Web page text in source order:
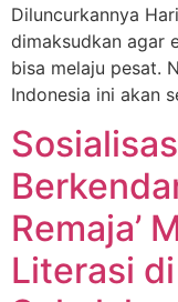
Diluncurkannya
dimaksudkan agar
bisa melaju pesat.
Indonesia ini akan
Remaja’
Literasi